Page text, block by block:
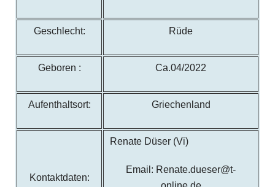
Geschlecht: Rüde
Geboren : Ca.04/2022
Aufenthaltsort: Griechenland
Kontaktdaten:
Renate Düser (Vi)
Email: Renate.dueser@t-